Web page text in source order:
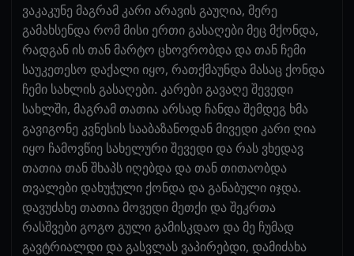
ვაკაკუნე მაგრამ კარი არავის გაუღია, მერე
გამახსენდა რომ მისი ერთი გასაღები მეც მქონდა,
რადგან ის თან მარტო ცხოვრობდა და თან ჩემი
საუკეთესო დაქალი იყო, რათქმაუნდა მასაც ქონდა
ჩემი სახლის გასაღები. კარები გავაღე შევედი
სახლში, მაგრამ თათია არსად ჩანდა შემდეგ ხმა
გავიგონე კვნესის სააბაზანოდან მივედი კარი ღია
იყო ჩამოვწიე სახელური შევედი და რას ვხედავ
თათია თან შხაპს იღებდა და თან თითაობდა
თვალები დახუჭული ქონდა და განაბული იჯდა.
დავუძახე თათია მოვედი მეთქი და შეკრთა
რასშვები გოგო გული გამისკდაო და მე ჩუმად
გავტრიალდი და გასვლას ვაპირებდი, დამიძახა